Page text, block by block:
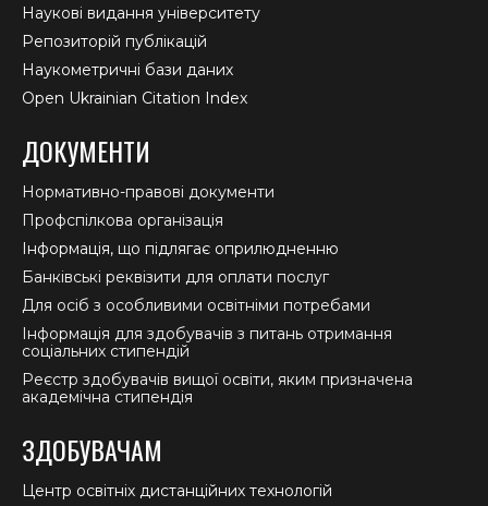
Наукові видання університету
Репозиторій публікацій
Наукометричні бази даних
Open Ukrainian Citation Index
ДОКУМЕНТИ
Нормативно-правові документи
Профспілкова організація
Інформація, що підлягає оприлюдненню
Банківські реквізити для оплати послуг
Для осіб з особливими освітніми потребами
Інформація для здобувачів з питань отримання
соціальних стипендій
Реєстр здобувачів вищої освіти, яким призначена
академічна стипендія
ЗДОБУВАЧАМ
Центр освітніх дистанційних технологій